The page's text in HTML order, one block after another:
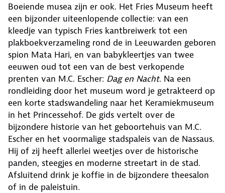
Boeiende musea zijn er ook. Het Fries Museum heeft
een bijzonder uiteenlopende collectie: van een
kleedje van typisch Fries kantbreiwerk tot een
plakboekverzameling rond de in Leeuwarden geboren
spion Mata Hari, en van babykleertjes van twee
eeuwen oud tot een van de best verkopende
prenten van M.C. Escher: Dag en Nacht. Na een
rondleiding door het museum word je getrakteerd op
een korte stadswandeling naar het Keramiekmuseum
in het Princessehof. De gids vertelt over de
bijzondere historie van het geboortehuis van M.C.
Escher en het voormalige stadspaleis van de Nassaus.
Hij of zij heeft allerlei weetjes over de historische
panden, steegjes en moderne streetart in de stad.
Afsluitend drink je koffie in de bijzondere theesalon
of in de paleistuin.